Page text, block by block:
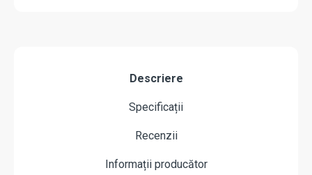
Descriere
Specificații
Recenzii
Informații producător